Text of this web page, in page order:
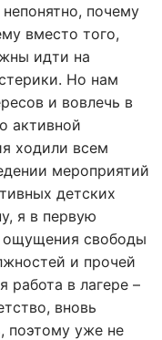
почему
вместо того,
идти на
Но нам
и вовлечь в
активной
ходили всем
мероприятий
детских
я в первую
свободы
и прочей
работа в лагере –
вновь
поэтому уже не